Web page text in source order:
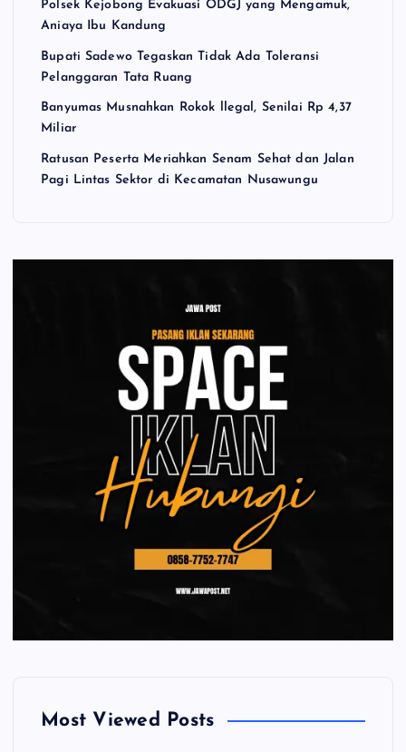
Polsek Kejobong Evakuasi ODGJ yang Mengamuk,
Aniaya Ibu Kandung
Bupati Sadewo Tegaskan Tidak Ada Toleransi
Pelanggaran Tata Ruang
Banyumas Musnahkan Rokok llegal, Senilai Rp 4,37
Miliar
Ratusan Peserta Meriahkan Senam Sehat dan Jalan
Pagi Lintas Sektor di Kecamatan Nusawungu
Most Viewed Posts